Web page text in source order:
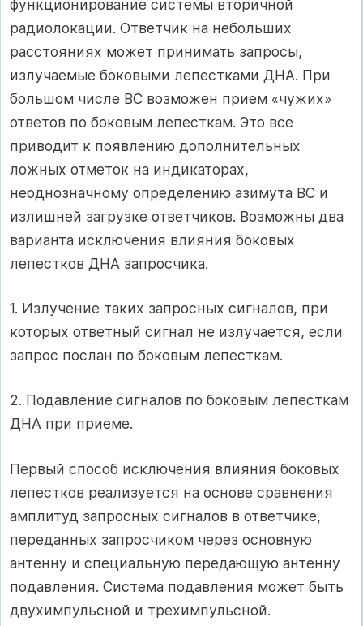
функционирование системы вторичной
радиолокации. Ответчик на небольших
расстояниях может принимать запросы,
излучаемые боковыми лепестками ДНА. При
большом числе ВС возможен прием «чужих»
ответов по боковым лепесткам. Это все
приводит к появлению дополнительных
ложных отметок на индикаторах,
неоднозначному определению азимута ВС и
излишней загрузке ответчиков. Возможны два
варианта исключения влияния боковых
лепестков ДНА запросчика.
1. Излучение таких запросных сигналов, при
которых ответный сигнал не излучается, если
запрос послан по боковым лепесткам.
2. Подавление сигналов по боковым лепесткам
ДНА при приеме.
Первый способ исключения влияния боковых
лепестков реализуется на основе сравнения
амплитуд запросных сигналов в ответчике,
переданных запросчиком через основную
антенну и специальную передающую антенну
подавления. Система подавления может быть
двухимпульсной и трехимпульсной.